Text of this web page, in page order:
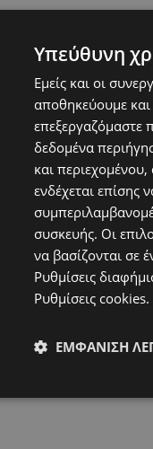
Υπεύθυνη
Εμείς και οι
αποθηκεύουμε
επεξεργαζόμαστε
δεδομένα
και
ενδέχεται επίσης
συσκευής. Οι
να βασίζονται σε
Ρυθμίσεις
Ρυθμίσεις cookies.
ΕΜΦΆΝΙΣΗ